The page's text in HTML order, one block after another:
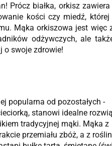
Prócz białka, orkisz zawiera
kości czy miedź, której
Mąka orkiszowa jest więc
odżywczych, ale
o swoje zdrowie!
popularna od pozostałych -
stanowi idealne
tradycyjnej mąki. Mąka z
przemiału zbóż, a z